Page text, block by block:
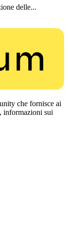
delle...
che fornisce ai
informazioni sui